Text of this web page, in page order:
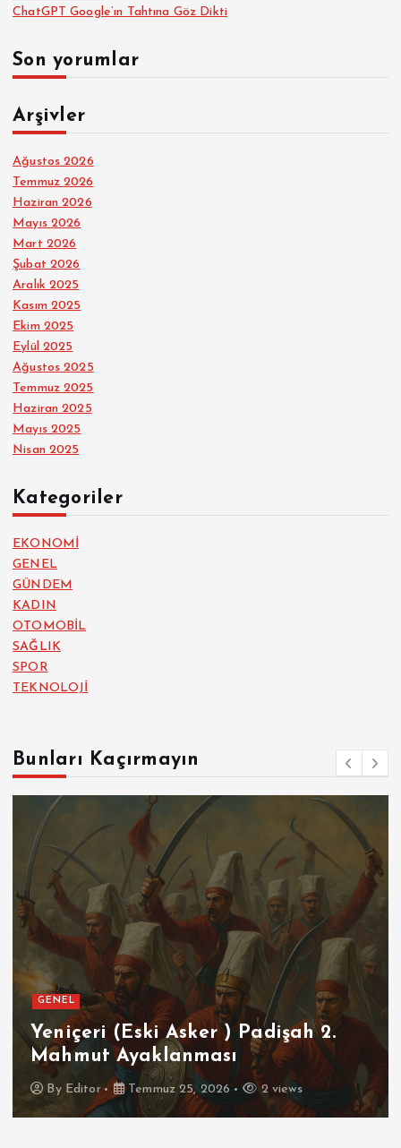
ChatGPT Google’ın Tahtına Göz Dikti
Son yorumlar
Arşivler
Ağustos 2026
Temmuz 2026
Haziran 2026
Mayıs 2026
Mart 2026
Şubat 2026
Aralık 2025
Kasım 2025
Ekim 2025
Eylül 2025
Ağustos 2025
Temmuz 2025
Haziran 2025
Mayıs 2025
Nisan 2025
Kategoriler
EKONOMİ
GENEL
GÜNDEM
KADIN
OTOMOBİL
SAĞLIK
SPOR
TEKNOLOJİ
Bunları Kaçırmayın
GENEL
Yeniçeri (Eski Asker ) Padişah 2.
Mahmut Ayaklanması
By Editor Temmuz 25, 2026 2 views